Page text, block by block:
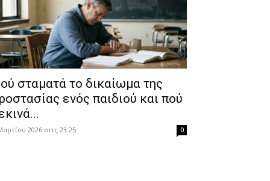
σταματά το δικαίωμα της
ενός παιδιού και πού
2026 στις 23:25 0